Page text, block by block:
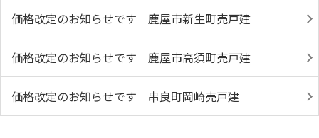
価格改定のお知らせです 鹿屋市新生町売戸建
価格改定のお知らせです 鹿屋市高須町売戸建
価格改定のお知らせです 串良町岡崎売戸建